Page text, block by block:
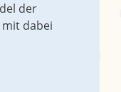
der
dabei